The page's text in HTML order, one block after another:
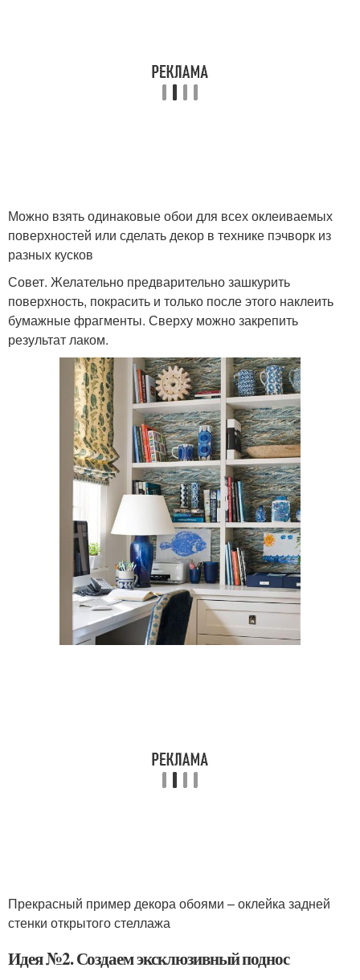
Можно взять одинаковые обои для всех оклеиваемых
поверхностей или сделать декор в технике пэчворк из
разных кусков
Совет. Желательно предварительно зашкурить
поверхность, покрасить и только после этого наклеить
бумажные фрагменты. Сверху можно закрепить
результат лаком.
Прекрасный пример декора обоями – оклейка задней
стенки открытого стеллажа
Идея №2. Создаем эксклюзивный поднос